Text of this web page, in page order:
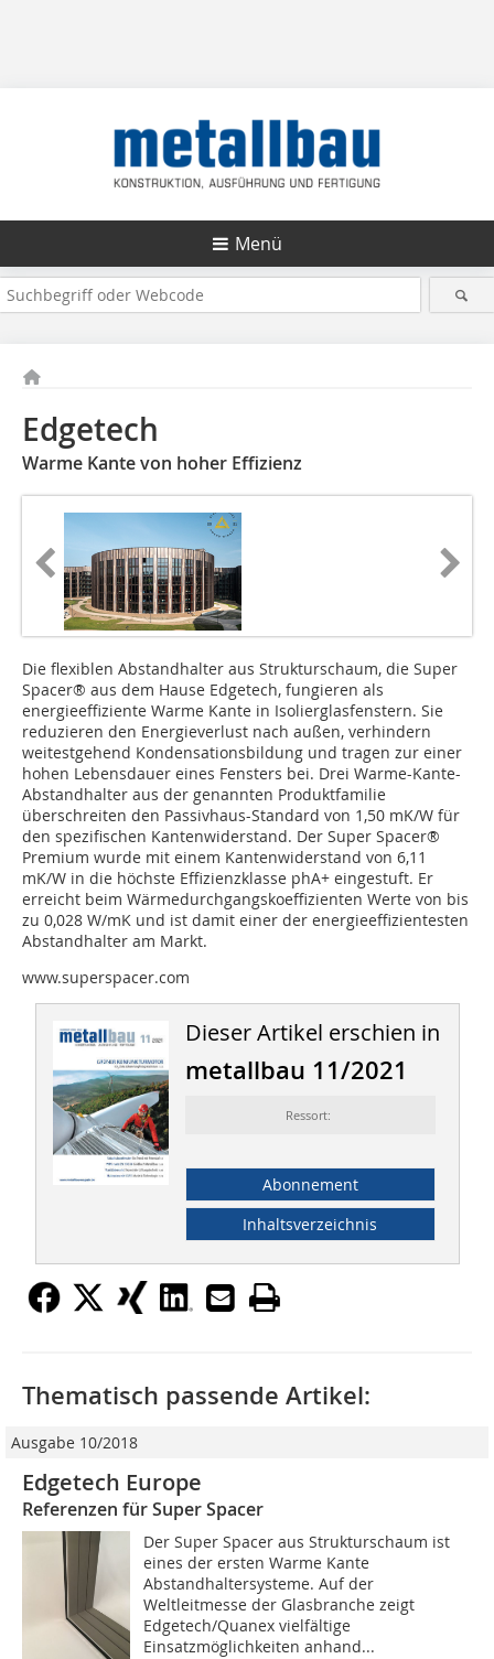
Menü
Edgetech
Warme Kante von hoher Effizienz
Die flexiblen Abstandhalter aus Strukturschaum, die Super
Spacer® aus dem Hause Edgetech, fungieren als
energieeffiziente Warme Kante in Isolierglasfenstern. Sie
reduzieren den Energieverlust nach außen, verhindern
weitestgehend Kondensationsbildung und tragen zur einer
hohen Lebensdauer eines Fensters bei. Drei Warme-Kante-
Abstandhalter aus der genannten Produktfamilie
überschreiten den Passivhaus-Standard von 1,50 mK/W für
den spezifischen Kantenwiderstand. Der Super Spacer®
Premium wurde mit einem Kantenwiderstand von 6,11
mK/W in die höchste Effizienzklasse phA+ eingestuft. Er
erreicht beim Wärmedurchgangskoeffizienten Werte von bis
zu 0,028 W/mK und ist damit einer der energieeffizientesten
Abstandhalter am Markt.
www.superspacer.com
Dieser Artikel erschien in
metallbau 11/2021
Ressort:
Abonnement
Inhaltsverzeichnis
Thematisch passende Artikel:
Ausgabe 10/2018
Edgetech Europe
Referenzen für Super Spacer
Der Super Spacer aus Strukturschaum ist
eines der ersten Warme Kante
Abstandhaltersysteme. Auf der
Weltleitmesse der Glasbranche zeigt
Edgetech/Quanex vielfältige
Einsatzmöglichkeiten anhand...